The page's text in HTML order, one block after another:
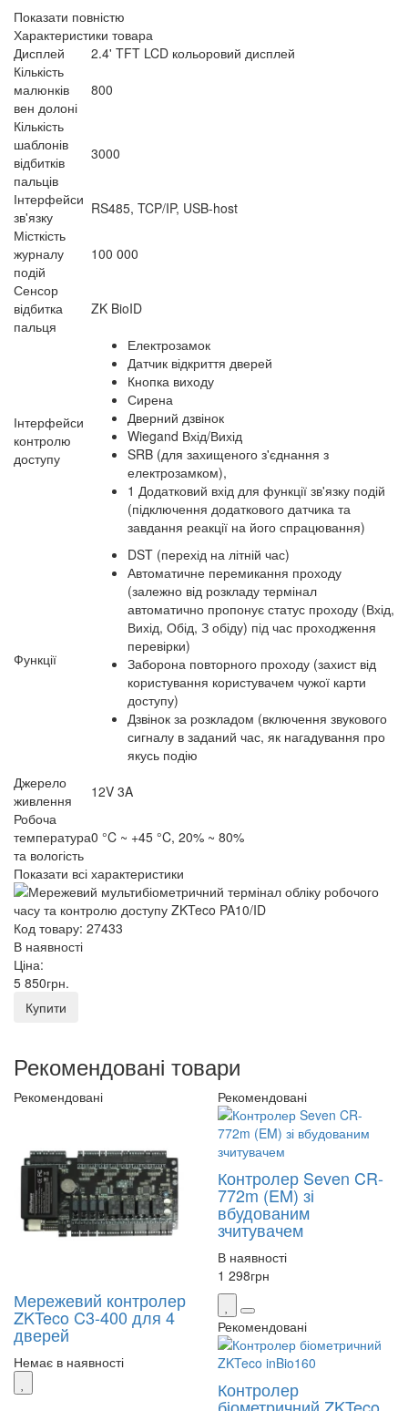
Показати повністю
Характеристики товара
Дисплей
2.4' TFT LCD кольоровий дисплей
Кількість
малюнків
вен долоні
800
Кількість
шаблонів
відбитків
пальців
3000
Інтерфейси
зв'язку
RS485, TCP/IP, USB-host
Місткість
журналу
подій
100 000
Сенсор
відбитка
пальця
ZK BioID
Інтерфейси
контролю
доступу
Електрозамок
Датчик відкриття дверей
Кнопка виходу
Сирена
Дверний дзвінок
Wiegand Вхід/Вихід
SRB (для захищеного з'єднання з
електрозамком),
1 Додатковий вхід для функції зв'язку подій
(підключення додаткового датчика та
завдання реакції на його спрацювання)
Функції
DST (перехід на літній час)
Автоматичне перемикання проходу
(залежно від розкладу термінал
автоматично пропонує статус проходу (Вхід,
Вихід, Обід, З обіду) під час проходження
перевірки)
Заборона повторного проходу (захист від
користування користувачем чужої карти
доступу)
Дзвінок за розкладом (включення звукового
сигналу в заданий час, як нагадування про
якусь подію
Джерело
живлення
12V 3A
Робоча
температура
та вологість
0 °C ~ +45 °C, 20% ~ 80%
Показати всі характеристики
Код товару: 27433
В наявності
Ціна:
5 850грн.
Купити
Рекомендовані товари
Рекомендовані
Мережевий контролер
ZKTeco C3-400 для 4
дверей
Немає в наявності
Рекомендовані
Контролер Seven CR-
772m (EM) зі
вбудованим
зчитувачем
В наявності
1 298грн
Рекомендовані
Контролер